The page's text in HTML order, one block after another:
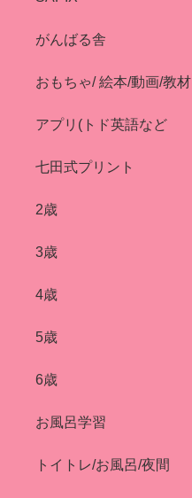
がんばる舎
おもちゃ/ 絵本/動画/教材
アプリ(トド英語など
七田式プリント
2歳
3歳
4歳
5歳
6歳
お風呂学習
トイトレ/お風呂/夜間